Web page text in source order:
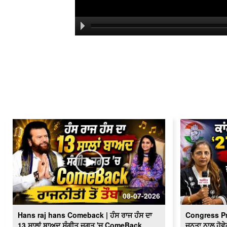
08-07-2026
Hans raj hans Comeback | ਹੰਸ ਰਾਜ ਹੰਸ ਦਾ
Congress